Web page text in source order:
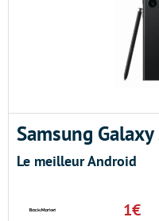
Samsung
Le meilleur Android
1€